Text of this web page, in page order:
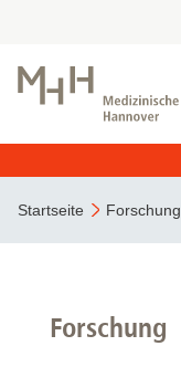
Startseite Forschung
Forschung